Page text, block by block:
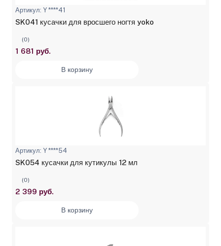
Артикул: Y ****41
SK041 кусачки для вросшего ногтя yoko
(0)
1 681 руб.
В корзину
Артикул: Y ****54
SK054 кусачки для кутикулы 12 мл
(0)
2 399 руб.
В корзину